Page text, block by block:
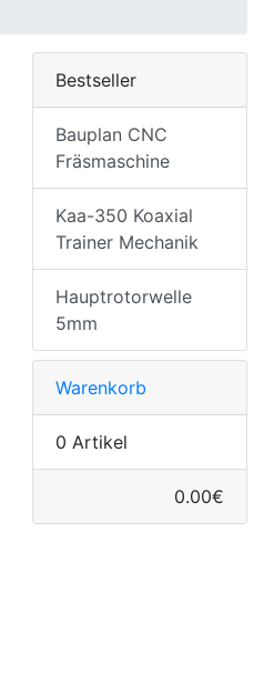
Bestseller
Bauplan CNC
Fräsmaschine
Kaa-350 Koaxial
Trainer Mechanik
Hauptrotorwelle
5mm
Warenkorb
0 Artikel
0.00€